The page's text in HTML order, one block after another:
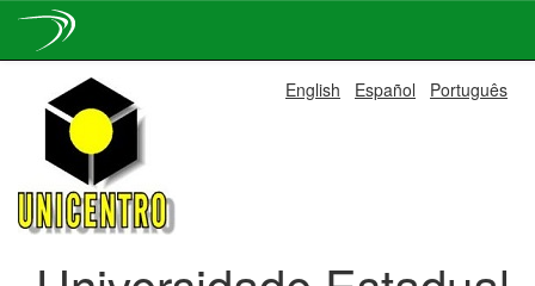
navigation
English Español Português